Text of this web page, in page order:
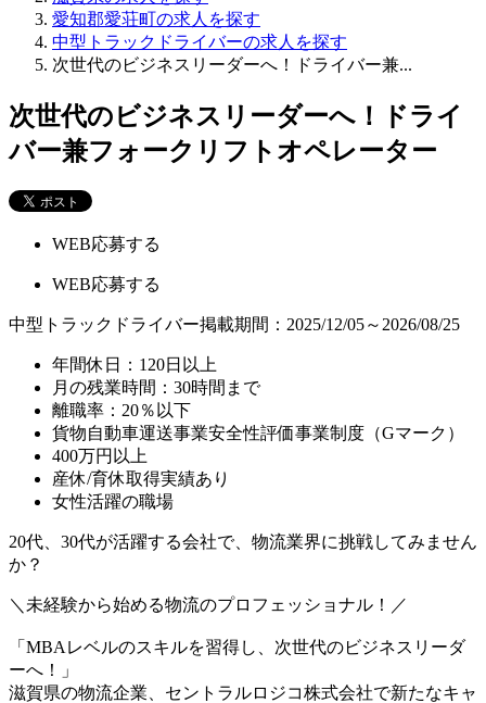
愛知郡愛荘町の求人を探す
中型トラックドライバーの求人を探す
次世代のビジネスリーダーへ！ドライバー兼...
次世代のビジネスリーダーへ！ドライ
バー兼フォークリフトオペレーター
WEB応募する
WEB応募する
中型トラックドライバー掲載期間：2025/12/05～2026/08/25
年間休日：120日以上
月の残業時間：30時間まで
離職率：20％以下
貨物自動車運送事業安全性評価事業制度（Gマーク）
400万円以上
産休/育休取得実績あり
女性活躍の職場
20代、30代が活躍する会社で、物流業界に挑戦してみません
か？
＼未経験から始める物流のプロフェッショナル！／
「MBAレベルのスキルを習得し、次世代のビジネスリーダ
ーへ！」
滋賀県の物流企業、セントラルロジコ株式会社で新たなキャ